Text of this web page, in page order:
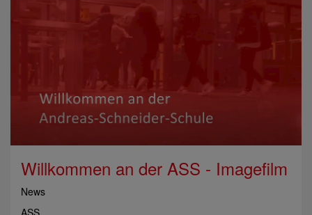
Willkommen an der ASS - Imagefilm
News
ASS